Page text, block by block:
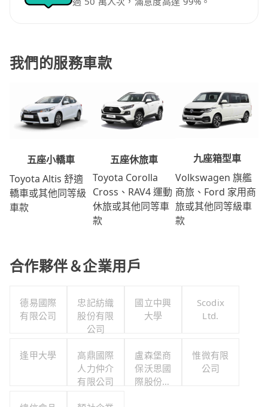
我們的服務車款
五座小轎車
Toyota Altis 舒適
轎車或其他同等級
車款
五座休旅車
Toyota Corolla
Cross、RAV4 運動
休旅或其他同等車
款
九座箱型車
Volkswagen 旗艦
商旅、Ford 家用商
旅或其他同等級車
款
合作夥伴＆企業用戶
德易國際
有限公司
忠記紡織
股份有限
公司
國立中興
大學
Scodix
Ltd.
逢甲大學
高鼎國際
人力仲介
有限公司
盧森堡商
保沃思國
際股份有
惟微有限
公司